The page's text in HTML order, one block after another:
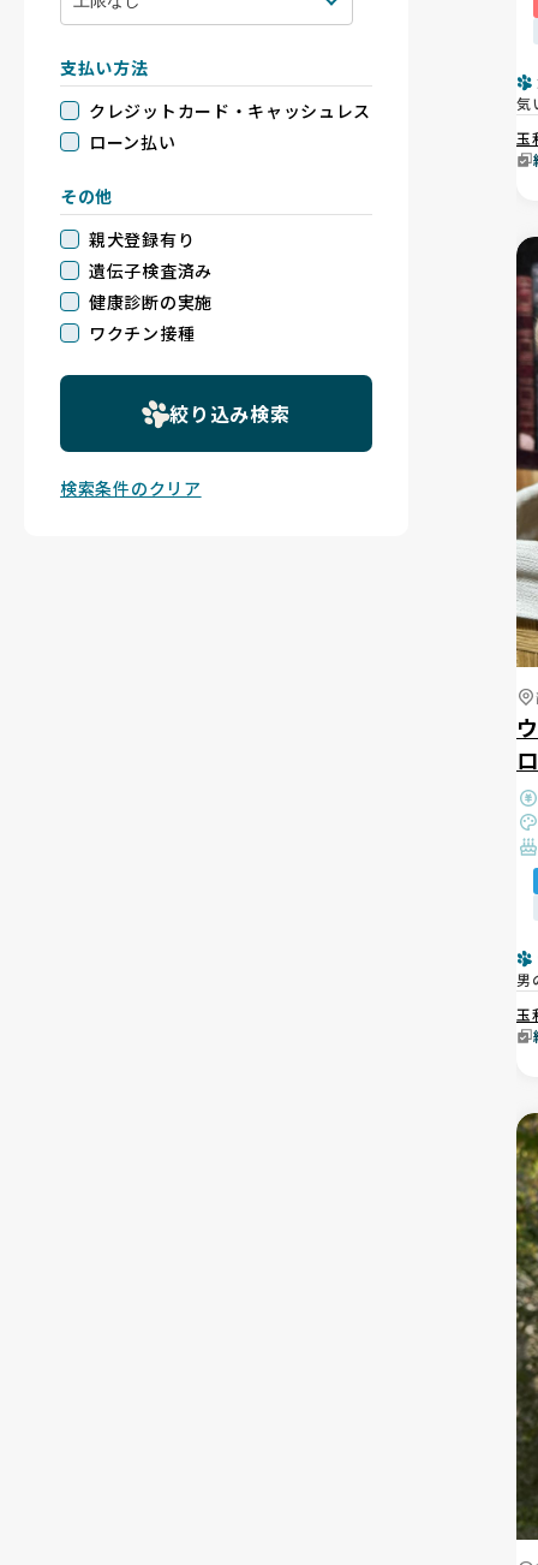
支払い方法
クレジットカード・キャッシュレス
ローン払い
その他
親犬登録有り
遺伝子検査済み
健康診断の実施
ワクチン接種
絞り込み検索
検索条件のクリア
気
玉
男
玉